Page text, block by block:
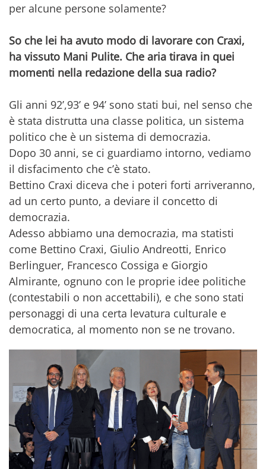
per alcune persone solamente?
So che lei ha avuto modo di lavorare con Craxi,
ha vissuto Mani Pulite. Che aria tirava in quei
momenti nella redazione della sua radio?
Gli anni 92’,93’ e 94’ sono stati bui, nel senso che
è stata distrutta una classe politica, un sistema
politico che è un sistema di democrazia.
Dopo 30 anni, se ci guardiamo intorno, vediamo
il disfacimento che c’è stato.
Bettino Craxi diceva che i poteri forti arriveranno,
ad un certo punto, a deviare il concetto di
democrazia.
Adesso abbiamo una democrazia, ma statisti
come Bettino Craxi, Giulio Andreotti, Enrico
Berlinguer, Francesco Cossiga e Giorgio
Almirante, ognuno con le proprie idee politiche
(contestabili o non accettabili), e che sono stati
personaggi di una certa levatura culturale e
democratica, al momento non se ne trovano.